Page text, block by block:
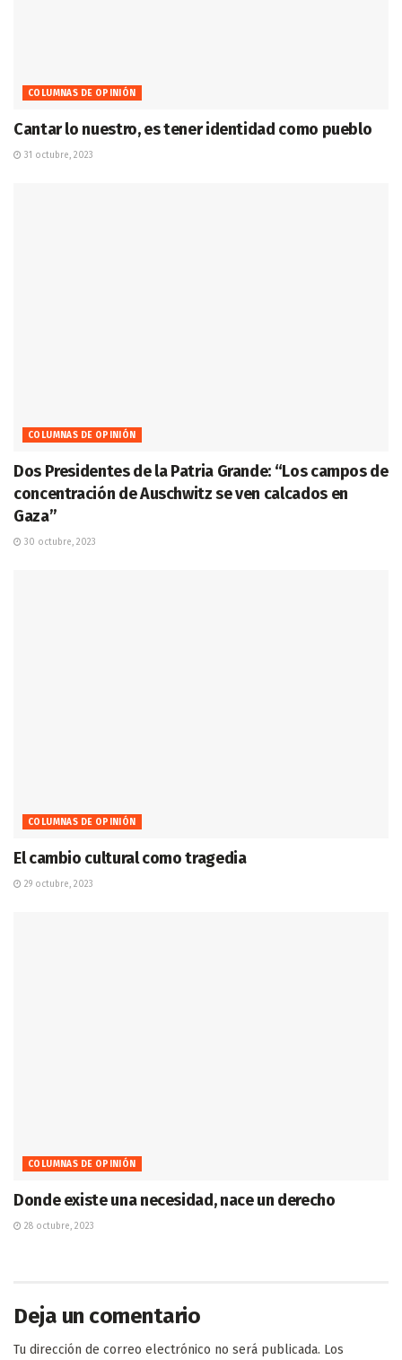
COLUMNAS DE OPINIÓN
Cantar lo nuestro, es tener identidad como pueblo
31 octubre, 2023
COLUMNAS DE OPINIÓN
Dos Presidentes de la Patria Grande: “Los campos de
concentración de Auschwitz se ven calcados en
Gaza”
30 octubre, 2023
COLUMNAS DE OPINIÓN
El cambio cultural como tragedia
29 octubre, 2023
COLUMNAS DE OPINIÓN
Donde existe una necesidad, nace un derecho
28 octubre, 2023
Deja un comentario
Tu dirección de correo electrónico no será publicada. Los